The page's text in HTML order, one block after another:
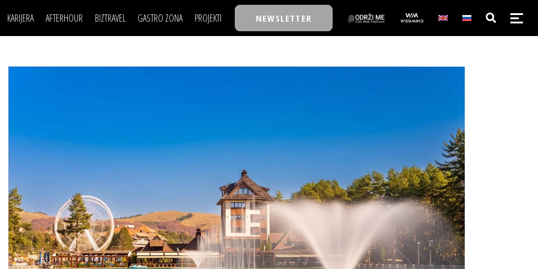
KARIJERA
KNOW-HOW
AFTERHOUR
WELLBEING
BIZTRAVEL GASTRO ZONA PROJEKTI
BIZBENDOVI
BMW BIZNIS LIGA
BIZLIFE WEEK
IZJAVA GODINE
NEWSLETTER
POSAO
MOJ UGAO
FILM I SCENA
AUTO SVET
NAJKOLEGA
30 ISPOD 30
BIZLIFE WEEK
IZJAVA GODINE